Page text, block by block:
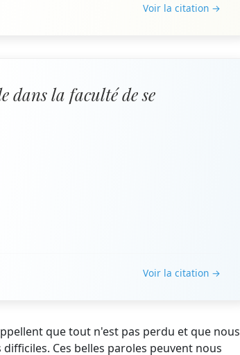
Voir la citation →
dans la faculté de se
Voir la citation →
que tout n'est pas perdu et que nous
Ces belles paroles peuvent nous